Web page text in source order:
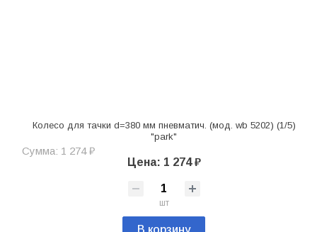
Колесо для тачки d=380 мм пневматич. (мод. wb 5202) (1/5)
"park"
Сумма: 1 274 ₽
Цена: 1 274 ₽
шт